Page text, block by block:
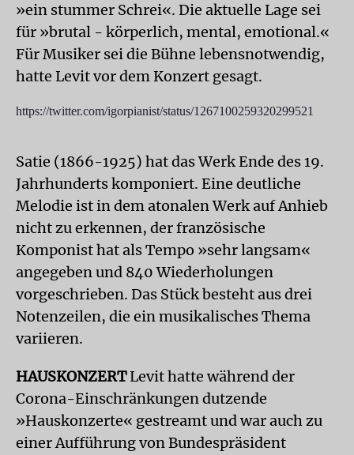
»ein stummer Schrei«. Die aktuelle Lage sei
für »brutal - körperlich, mental, emotional.«
Für Musiker sei die Bühne lebensnotwendig,
hatte Levit vor dem Konzert gesagt.
https://twitter.com/igorpianist/status/1267100259320299521
Satie (1866-1925) hat das Werk Ende des 19.
Jahrhunderts komponiert. Eine deutliche
Melodie ist in dem atonalen Werk auf Anhieb
nicht zu erkennen, der französische
Komponist hat als Tempo »sehr langsam«
angegeben und 840 Wiederholungen
vorgeschrieben. Das Stück besteht aus drei
Notenzeilen, die ein musikalisches Thema
variieren.
HAUSKONZERTLevit hatte während der
Corona-Einschränkungen dutzende
»Hauskonzerte« gestreamt und war auch zu
einer Aufführung von Bundespräsident